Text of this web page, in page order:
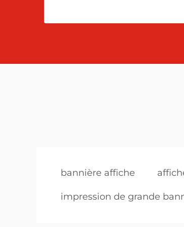
bannière affiche
impression de grande